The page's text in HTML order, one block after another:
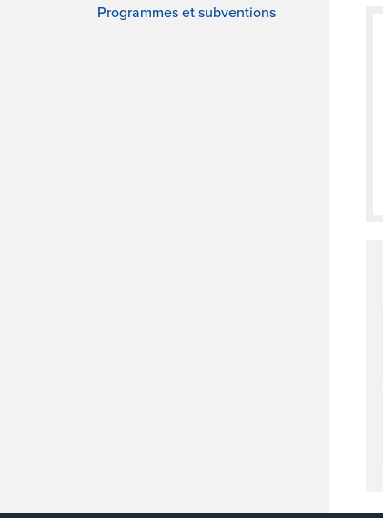
Programmes et subventions